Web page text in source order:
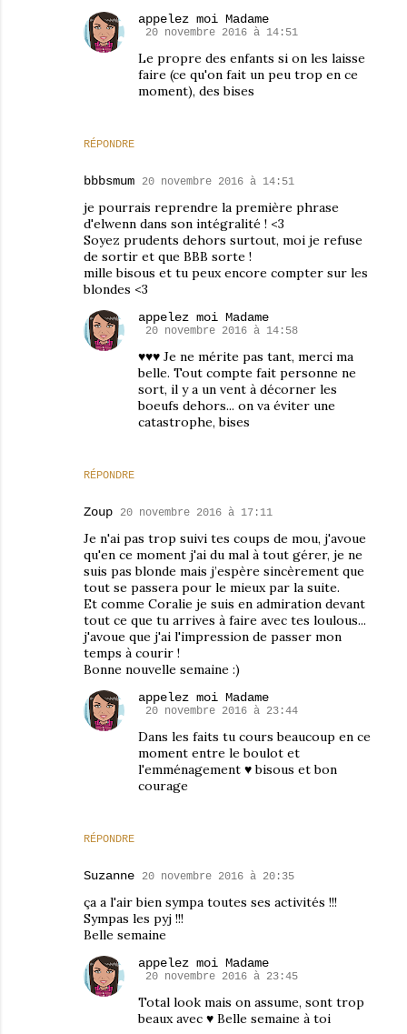
RÉPONDRE
appelez moi Madame
20 novembre 2016 à 14:51
Le propre des enfants si on les laisse
faire (ce qu'on fait un peu trop en ce
moment), des bises
bbbsmum 20 novembre 2016 à 14:51
je pourrais reprendre la première phrase
d'elwenn dans son intégralité ! <3
Soyez prudents dehors surtout, moi je refuse
de sortir et que BBB sorte !
mille bisous et tu peux encore compter sur les
blondes <3
RÉPONDRE
appelez moi Madame
20 novembre 2016 à 14:58
♥♥♥ Je ne mérite pas tant, merci ma
belle. Tout compte fait personne ne
sort, il y a un vent à décorner les
boeufs dehors... on va éviter une
catastrophe, bises
Zoup 20 novembre 2016 à 17:11
Je n'ai pas trop suivi tes coups de mou, j'avoue
qu'en ce moment j'ai du mal à tout gérer, je ne
suis pas blonde mais j’espère sincèrement que
tout se passera pour le mieux par la suite.
Et comme Coralie je suis en admiration devant
tout ce que tu arrives à faire avec tes loulous...
j'avoue que j'ai l'impression de passer mon
temps à courir !
Bonne nouvelle semaine :)
RÉPONDRE
appelez moi Madame
20 novembre 2016 à 23:44
Dans les faits tu cours beaucoup en ce
moment entre le boulot et
l'emménagement ♥ bisous et bon
courage
Suzanne 20 novembre 2016 à 20:35
ça a l'air bien sympa toutes ses activités !!!
Sympas les pyj !!!
Belle semaine
appelez moi Madame
20 novembre 2016 à 23:45
Total look mais on assume, sont trop
beaux avec ♥ Belle semaine à toi